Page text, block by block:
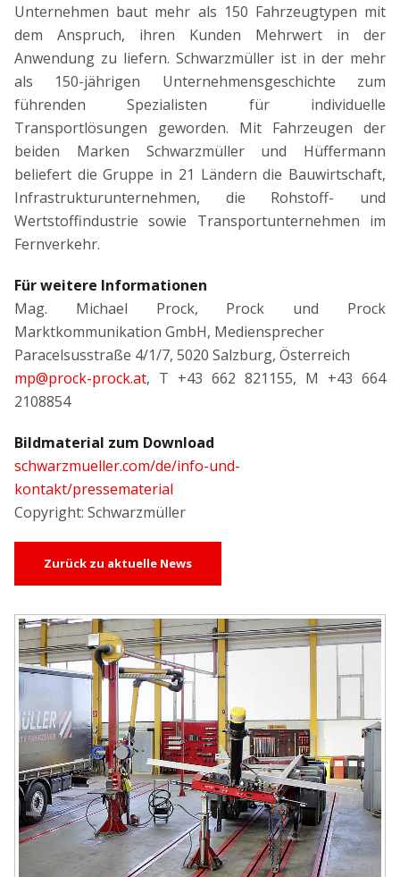
Unternehmen baut mehr als 150 Fahrzeugtypen mit
dem Anspruch, ihren Kunden Mehrwert in der
Anwendung zu liefern. Schwarzmüller ist in der mehr
als 150-jährigen Unternehmensgeschichte zum
führenden Spezialisten für individuelle
Transportlösungen geworden. Mit Fahrzeugen der
beiden Marken Schwarzmüller und Hüffermann
beliefert die Gruppe in 21 Ländern die Bauwirtschaft,
Infrastrukturunternehmen, die Rohstoff- und
Wertstoffindustrie sowie Transportunternehmen im
Fernverkehr.
Für weitere Informationen
Mag. Michael Prock, Prock und Prock
Marktkommunikation GmbH, Mediensprecher
Paracelsusstraße 4/1/7, 5020 Salzburg, Österreich
mp@prock-prock.at, T +43 662 821155, M +43 664
2108854
Bildmaterial zum Download
schwarzmueller.com/de/info-und-
kontakt/pressematerial
Copyright: Schwarzmüller
Zurück zu aktuelle News